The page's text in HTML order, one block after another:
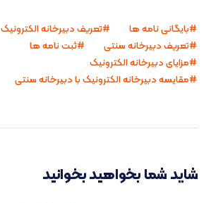
بایگانی نامه ها
تعریف دبیرخانه الکترونیک
تعریف دبیرخانه سنتی
ثبت نامه ها
مزایای دبیرخانه الکترونیک
مقایسه دبیرخانه الکترونیک با دبیرخانه سنتی
شاید شما بخواهید بخوانید